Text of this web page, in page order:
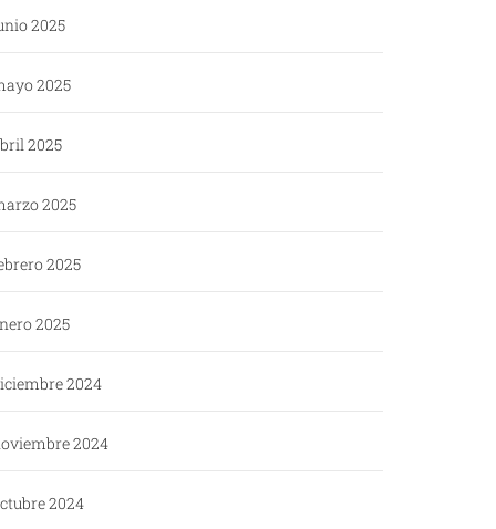
2025
2025
2025
2025
2025
2025
2024
2024
2024